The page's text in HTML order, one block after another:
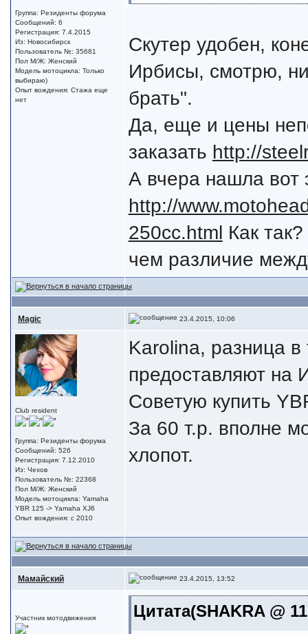
Группа: Резиденты форума
Сообщений: 6
Регистрация: 7.4.2015
Из: Новосибирск
Пользователь №: 35681
Пол М/Ж: Женский
Модель мотоцикла: Только
выбираю)
Опыт вождения: Стажа еще
нет
Скутер удобен,
Ирбисы, смотрю,
брать".
Да, еще и цены
заказать http://
А вчера нашла вот
http://
250cc.html Как
чем различие
Magic 23.4.2015, 10:06
Club resident
Группа: Резиденты форума
Сообщений: 526
Регистрация: 7.12.2010
Из: Чехов
Пользователь №: 22368
Пол М/Ж: Женский
Модель мотоцикла: Yamaha
YBR 125 -> Yamaha XJ6
Опыт вождения: с 2010
Karolina, разница в
предоставляют на
Советую купить
За 60 т.р. вполне
хлопот.
Мамайский 23.4.2015, 13:52
Участник мотодвижения Цитата(SHAKRA @